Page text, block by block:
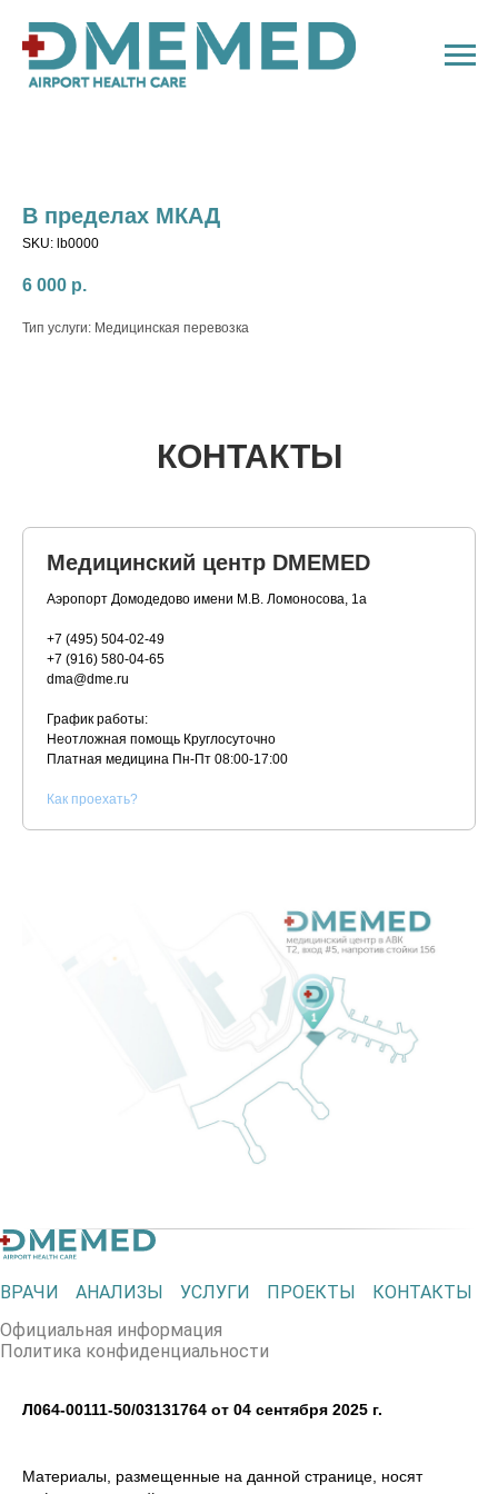
В пределах МКАД
SKU: lb0000
6 000 р.
Тип услуги: Медицинская перевозка
КОНТАКТЫ
Медицинский центр DMEMED
Аэропорт Домодедово имени М.В. Ломоносова, 1а
+7 (495) 504-02-49
+7 (916) 580-04-65
dma@dme.ru
График работы:
Неотложная помощь Круглосуточно
Платная медицина Пн-Пт 08:00-17:00
Как проехать?
ВРАЧИ АНАЛИЗЫ УСЛУГИ ПРОЕКТЫ
КОНТАКТЫ
Официальная информация
Политика конфиденциальности
Л064-00111-50/03131764 от 04 сентября 2025 г.
Материалы, размещенные на данной странице, носят